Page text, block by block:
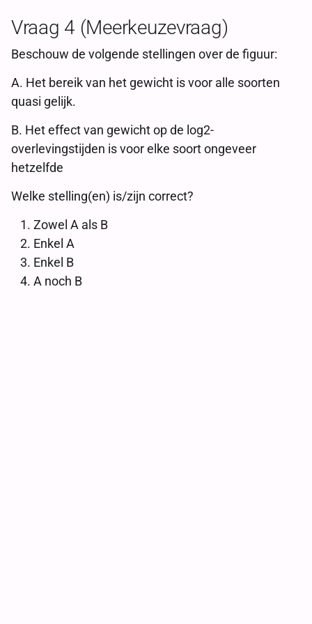
Vraag 4 (Meerkeuzevraag)
Beschouw de volgende stellingen over de figuur:
A. Het bereik van het gewicht is voor alle soorten
quasi gelijk.
B. Het effect van gewicht op de log2-
overlevingstijden is voor elke soort ongeveer
hetzelfde
Welke stelling(en) is/zijn correct?
Zowel A als B
Enkel A
Enkel B
A noch B